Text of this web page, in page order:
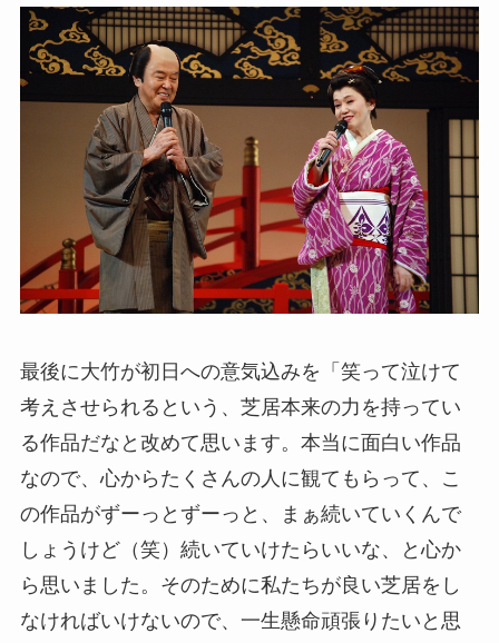
最後に大竹が初日への意気込みを「笑って泣けて
考えさせられるという、芝居本来の力を持ってい
る作品だなと改めて思います。本当に面白い作品
なので、心からたくさんの人に観てもらって、こ
の作品がずーっとずーっと、まぁ続いていくんで
しょうけど（笑）続いていけたらいいな、と心か
ら思いました。そのために私たちが良い芝居をし
なければいけないので、一生懸命頑張りたいと思